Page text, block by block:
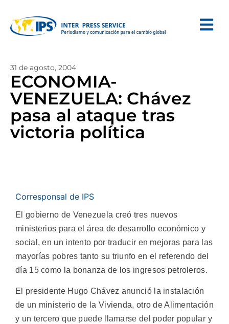
31 de agosto, 2004
ECONOMIA-
VENEZUELA: Chávez
pasa al ataque tras
victoria política
Corresponsal de IPS
El gobierno de Venezuela creó tres nuevos
ministerios para el área de desarrollo económico y
social, en un intento por traducir en mejoras para las
mayorías pobres tanto su triunfo en el referendo del
día 15 como la bonanza de los ingresos petroleros.
El presidente Hugo Chávez anunció la instalación
de un ministerio de la Vivienda, otro de Alimentación
y un tercero que puede llamarse del poder popular y